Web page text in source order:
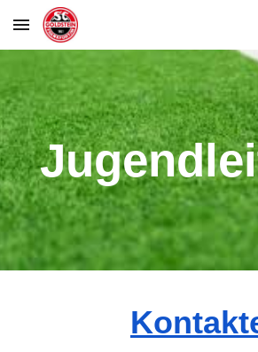
Skip to main content